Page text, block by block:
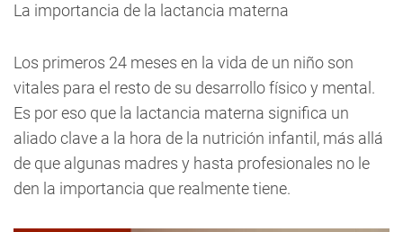
La importancia de la lactancia materna
Los primeros 24 meses en la vida de un niño son
vitales para el resto de su desarrollo físico y mental.
Es por eso que la lactancia materna significa un
aliado clave a la hora de la nutrición infantil, más allá
de que algunas madres y hasta profesionales no le
den la importancia que realmente tiene.